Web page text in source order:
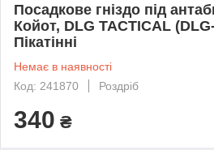
Посадкове гніздо під
Койот, DLG TACTICAL
Пікатінні
Немає в наявності
Код: 241870
Роздріб
340 ₴